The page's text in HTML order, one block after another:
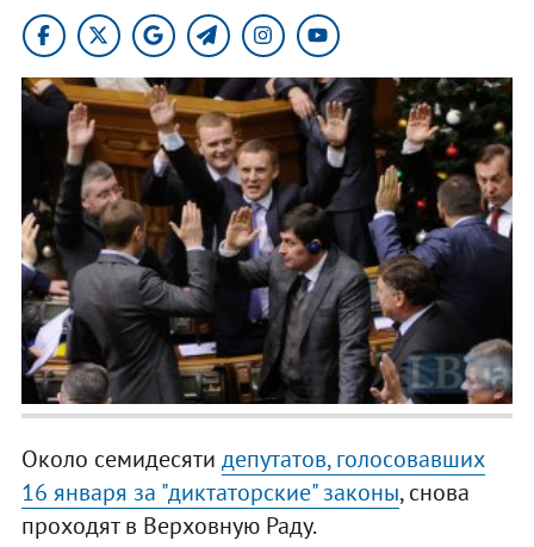
Около семидесяти депутатов, голосовавших
16 января за "диктаторские" законы, снова
проходят в Верховную Раду.